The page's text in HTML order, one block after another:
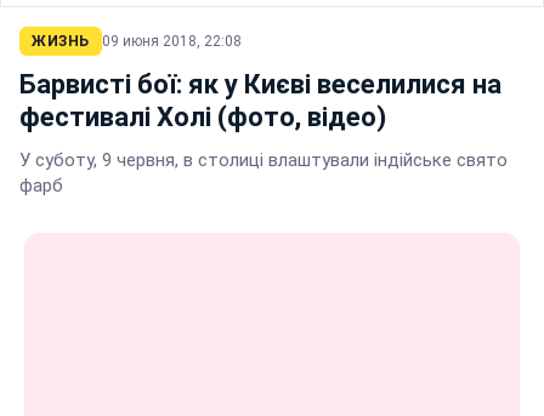
ЖИЗНЬ 09 июня 2018, 22:08
Барвисті бої: як у Києві веселилися на
фестивалі Холі (фото, відео)
У суботу, 9 червня, в столиці влаштували індійське свято
фарб